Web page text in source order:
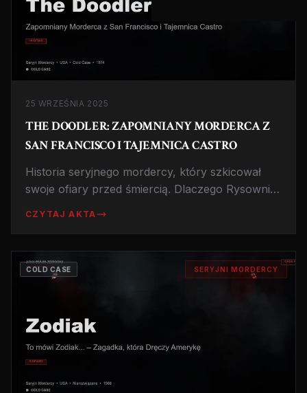
25 WRZEŚNIA 2025
THE DOODLER: ZAPOMNIANY MORDERCA Z
SAN FRANCISCO I TAJEMNICA CASTRO
Historia seryjnego mordercy, który szkicował
swoje ofiary przed śmiercią. Dlaczego Rysownik
CZYTAJ AKTA
COLD CASE SERYJNI MORDERCY